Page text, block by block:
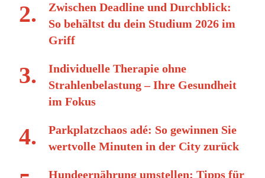
Zwischen Deadline und Durchblick:
So behältst du dein Studium 2026 im
Griff
Individuelle Therapie ohne
Strahlenbelastung – Ihre Gesundheit
im Fokus
Parkplatzchaos adé: So gewinnen Sie
wertvolle Minuten in der City zurück
Hundeernährung umstellen: Tipps für